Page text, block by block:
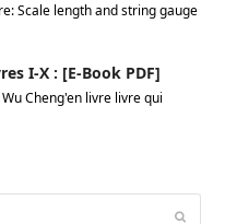
Scale length and string gauge
I-X : [E-Book PDF]
Cheng'en livre livre qui